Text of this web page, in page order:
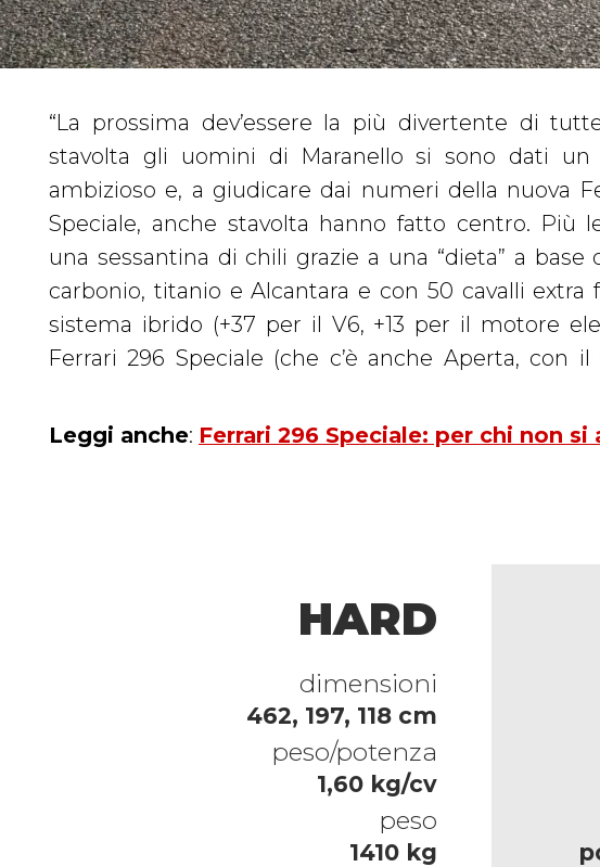
“La prossima dev’essere la più divertente di
stavolta gli uomini di Maranello si sono dati un
ambizioso e, a giudicare dai numeri della nuova
Speciale, anche stavolta hanno fatto centro. Più
una sessantina di chili grazie a una “dieta” a base
carbonio, titanio e Alcantara e con 50 cavalli extra
sistema ibrido (+37 per il V6, +13 per il motore
Ferrari 296 Speciale (che c’è anche Aperta, con
rimovibile, a 55.000 euro in più) pesa a vuoto
contare su una potenza monstre di 880 CV.
combinano con un’aerodinamica degna di
competizione (a 250 orari la macchina è
da una forza di 435 kg, il 20% in più rispetto a una
296) e che, secondo la casa, regalano prestazioni
spaventose: “0-100” in 2,7 secondi, “0-200” in
Leggi anche: Ferrari 296 Speciale: per chi non
HARD
dimensioni
462, 197, 118 cm
peso/potenza
1,60 kg/cv
peso
1410 kg